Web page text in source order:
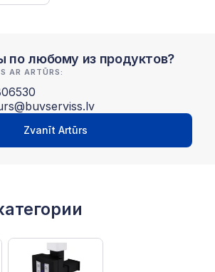
по любому из продуктов?
AR ARTŪRS:
Zvanīt Artūrs